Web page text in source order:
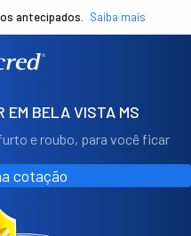
antecipados. Saiba mais
EM BELA VISTA MS
e roubo, para você ficar
cotação